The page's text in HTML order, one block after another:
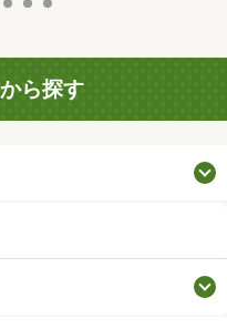
ら探す